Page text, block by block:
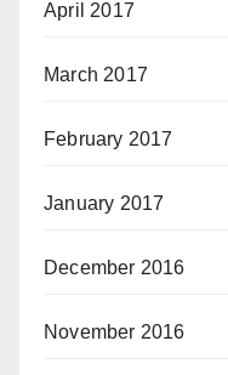
April 2017
March 2017
February 2017
January 2017
December 2016
November 2016